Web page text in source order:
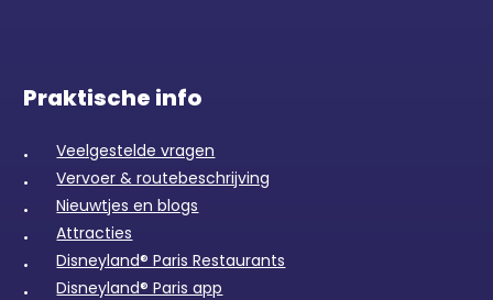
Praktische info
Veelgestelde vragen
Vervoer & routebeschrijving
Nieuwtjes en blogs
Attracties
Disneyland® Paris Restaurants
Disneyland® Paris app